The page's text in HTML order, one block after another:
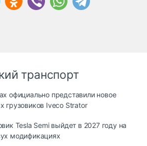
транспорт
официально представили новое
грузовиков Iveco Strator
Tesla Semi выйдет в 2027 году на
модификациях